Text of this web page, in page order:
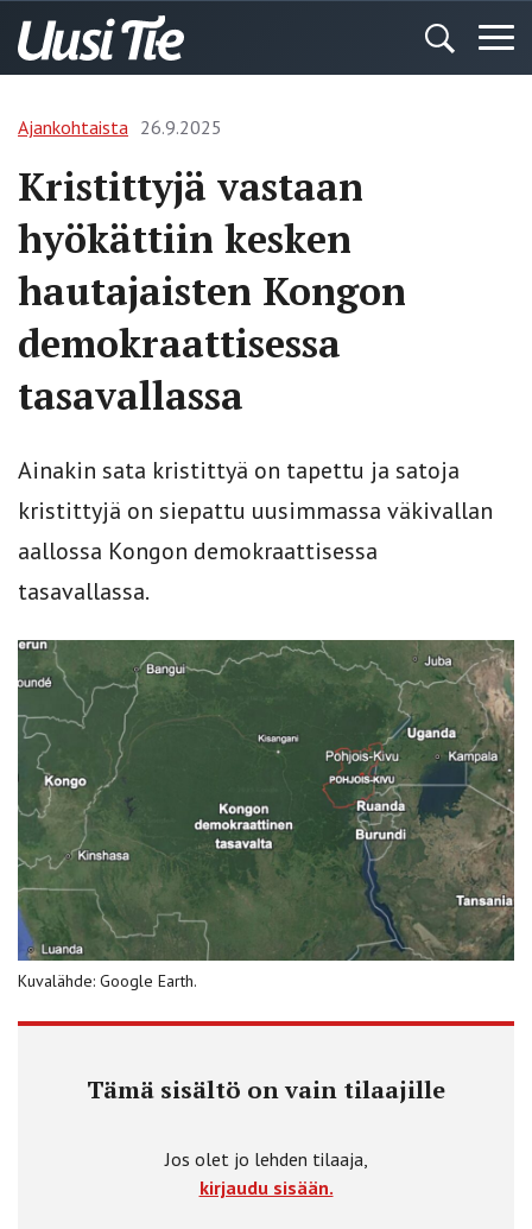
Ajankohtaista 26.9.2025
Kristittyjä vastaan
hyökättiin kesken
hautajaisten Kongon
demokraattisessa
tasavallassa
Ainakin sata kristittyä on tapettu ja satoja
kristittyjä on siepattu uusimmassa väkivallan
aallossa Kongon demokraattisessa
tasavallassa.
Kuvalähde: Google Earth.
Tämä sisältö on vain tilaajille
Jos olet jo lehden tilaaja,
kirjaudu sisään.